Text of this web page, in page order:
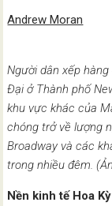
Andrew Moran
Người dân xếp
Đại ở Thành phố
khu vực khác của
chóng trở về lượng
Broadway và các
trong nhiều đêm.
Nền kinh tế Hoa